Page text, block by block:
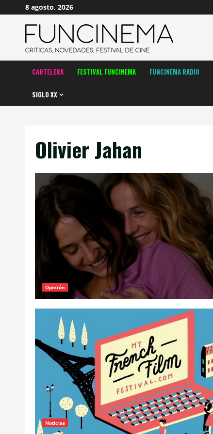
contenido
8 agosto, 2026
CARTELERA FESTIVAL FUNCINEMA FUNCINEMA RADIO
SIGLO XX
Olivier Jahan
Opinión
Noticias